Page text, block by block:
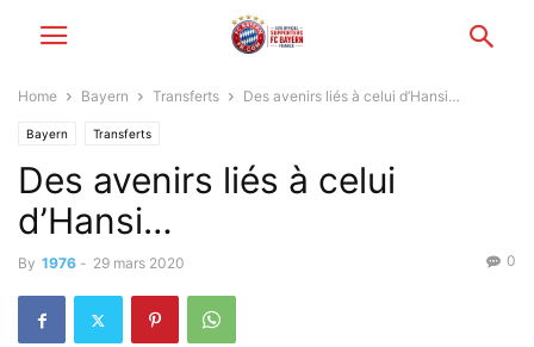
Home Bayern Transferts Des avenirs liés à celui d’Hansi…
Bayern Transferts
Des avenirs liés à celui
d’Hansi…
By 1976 - 29 mars 2020 0